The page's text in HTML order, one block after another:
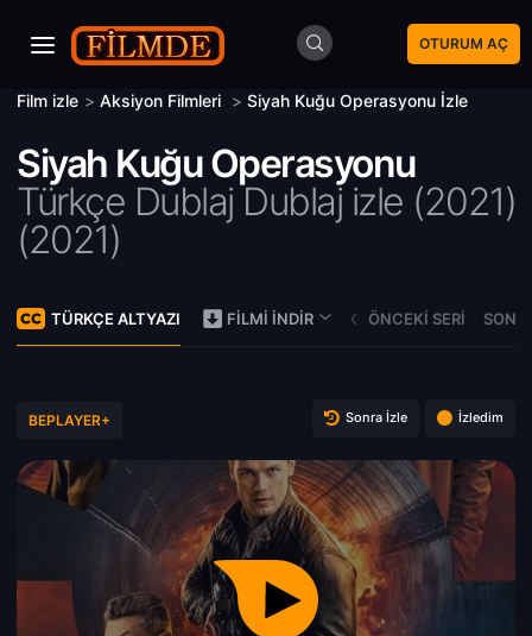
OTURUM AÇ
Film izle > Aksiyon Filmleri > Siyah Kuğu Operasyonu İzle
Siyah Kuğu Operasyonu
Türkçe Dublaj Dublaj izle (2021)
(2021)
TÜRKÇE ALTYAZI FILMI İNDIR ÖNCEKI SERI
BEPLAYER+ Sonra İzle İzledim